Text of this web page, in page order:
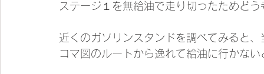
ステージ１を無給油で走り切ったためど
近くのガソリンスタンドを調べてみると
コマ図のルートから逸れて給油に行かな